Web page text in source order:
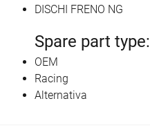
DISCHI FRENO NG
Spare part type:
OEM
Racing
Alternativa